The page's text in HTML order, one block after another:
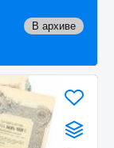
В архиве